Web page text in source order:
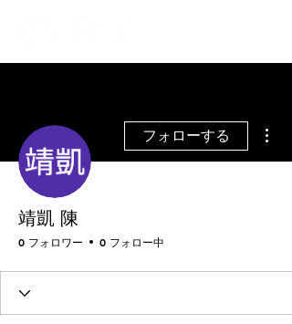
フォローする
靖凱 陳
0 フォロワー 0 フォロー中